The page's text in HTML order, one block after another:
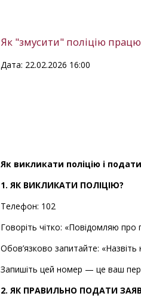
Як "змусити" поліцію
Дата: 22.02.2026 16:00
Як викликати поліцію і
1. ЯК ВИКЛИКАТИ ПОЛІЦІЮ?
Телефон: 102
Говоріть чітко: «Повідомляю
Обов’язково запитайте:
Запишіть цей номер — це ваш
2. ЯК ПРАВИЛЬНО ПОДАТИ